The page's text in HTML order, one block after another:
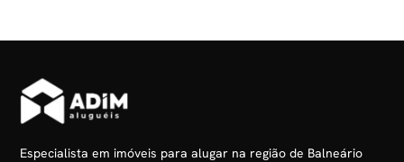
Especialista em imóveis para alugar na região de Balneário